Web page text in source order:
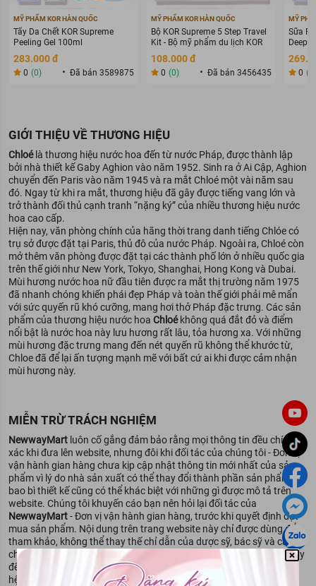
MỸ PHẨM KOR HÀN QUỐC
Tẩy Da Chết KOR Supreme
Peeling Gel 100ml
283.000 đ
0 (0) Đã bán 3589875
MỸ PHẨM KOR HÀN QUỐC
Bộ KOR Supreme 5 Step Travel
Kit - Bộ mỹ phẩm du lịch KOR
108.000 đ
0 (0) Đã bán 3456435
MỸ
Sữa
Deep
0 (0)
GIỚI THIỆU VỀ THƯƠNG HIỆU
Chloélà thương hiệu nước hoa đến từ nước Pháp, được thành lập
bởi nhà thiết kế Gaby Aghion vào năm 1952. Sinh ra ở Ai Cập, Aghion
chuyển đến Paris vào năm 1945 và ra mắt Chloé một vài năm sau
đó. Ngay từ khi ra mắt, thương hiệu đã gây được tiếng vang lớn và
trở thành đối thủ cạnh tranh “nặng ký” của nhiều thương hiệu nước
hoa cao cấp.
Hiện nay, văn phòng chính của hãng thời trang danh tiếng Chlóe có
trụ sở được đặt tại Paris, thủ đô của nước Pháp. Ngoài ra, Chloé còn
mở thêm văn phòng được đặt tại các thành phố lớn ở nhiều quốc gia
trên thế giới như New York, Tokyo, Shanghai, Hong Kong và Dubai.
Mùi hương nước hoa nữ đầu tiên được ra mắt thị trường năm 1975
đã nhanh chóng khiến phái đẹp Pháp và toàn thế giới phải mê mẩn
với sức quyến rũ khó cưỡng, mang hơi thở Pháp đặc trưng. Các sản
phẩm của thương hiệu nước hoa Chloékhông quá đắt đỏ và điểm
nổi bật là nước hoa này lưu hương rất lâu, tỏa hương xa. Với những
mùi hương đặc trưng mang đến nét quyến rũ không thể khước từ,
Chloe đã để lại ấn tượng mạnh mẽ với bất cứ ai khi được cảm nhận
mùi hương này.
MIỄN TRỪ TRÁCH NGHIỆM
NewwayMart luôn cố gắng đảm bảo rằng mọi thông tin đều chính
xác khi đưa lên website, nhưng đôi khi đối tác của chúng tôi - Đơn vị
vận hành gian hàng chưa kịp cập nhật thông tin mới nhất của sản
phẩm vì lý do nhà sản xuất có thể thay đổi thành phần sản phẩm,
bao bì thiết kế cũng có thể khác biệt với những gì được mô tả trên
website. Chúng tôi khuyến cáo bạn nên hỏi lại đối tác của
NewwayMart- Đơn vị vận hành gian hàng, trước khi quyết định đặt
mua sản phẩm. Nội dung trên trang website này chỉ được dùng để
tham khảo, không thể thay thế chỉ dẫn của dược sỹ, bác sỹ và các
chuyên gia chăm sóc sắc đẹp. Bạn không nên sử dụng thông tin này
để tự chẩn đoán và điều trị tình trạng mình đang gặp phải. Hãy liên
hệ các cơ quan y tế ngay lập tức nếu bạn nghi ngờ mình đang gặp